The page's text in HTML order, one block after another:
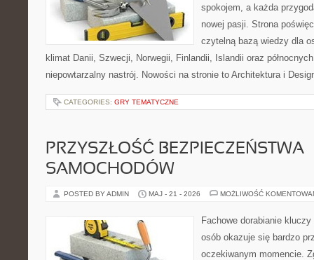
spokojem, a każda
nowej pasji. Strona
czytelną bazą wiedzy dla
klimat Danii, Szwecji, Norwegii, Finlandii, Islandii oraz
niepowtarzalny nastrój. Nowości na stronie to Architektura i
CATEGORIES: GRY TEMATYCZNE
PRZYSZŁOŚĆ BEZPIECZEŃSTWA
SAMOCHODÓW
POSTED BY ADMIN MAJ - 21 - 2026 MOŻLIWOŚĆ
Fachowe dorabianie
osób okazuje się bardzo
oczekiwanym momencie.